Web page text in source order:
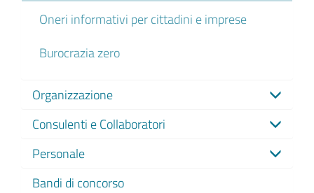
Oneri informativi per cittadini e imprese
Burocrazia zero
Organizzazione
Consulenti e Collaboratori
Personale
Bandi di concorso